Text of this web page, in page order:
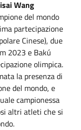
Wang
del mondo
partecipazione
Cinese), due
2023 e Bakú
olimpica.
la presenza di
del mondo, e
campionessa
altri atleti che si